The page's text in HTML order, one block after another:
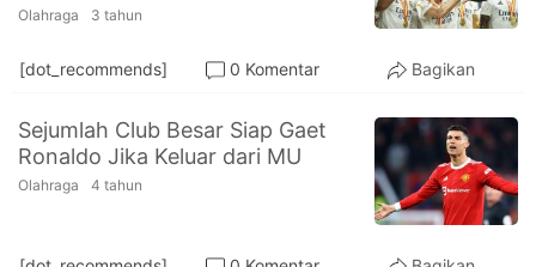
Olahraga 3 tahun
[dot_recommends] 0 Komentar Bagikan
Sejumlah Club Besar Siap Gaet
Ronaldo Jika Keluar dari MU
Olahraga 4 tahun